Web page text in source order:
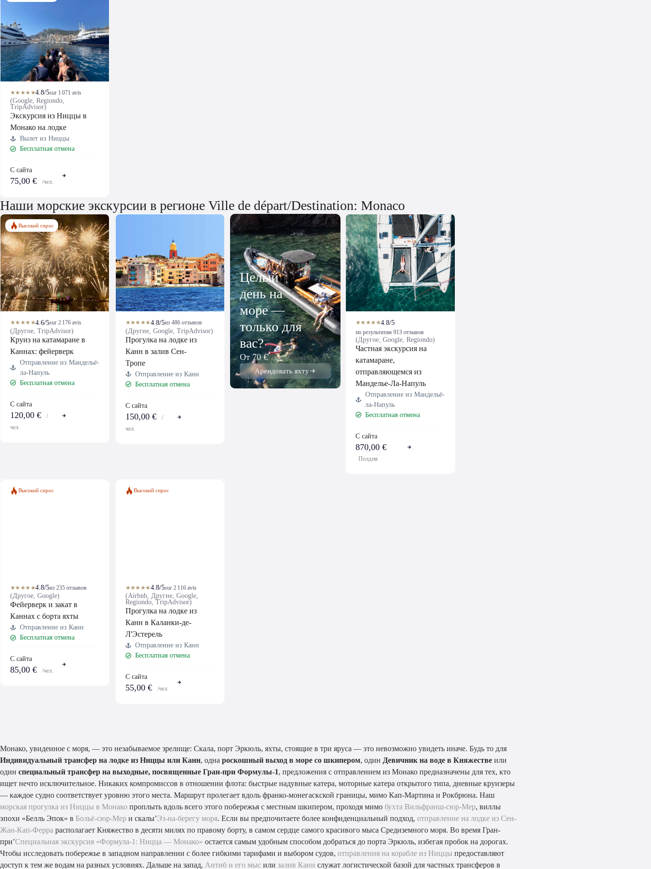
★★★★★4.8/5sur 1 071 avis
(Google, Regiondo,
TripAdvisor)
Экскурсия из Ниццы в
Монако на лодке
Вылет из Ниццы
Бесплатная отмена
С сайта
75,00 € /чел.
Наши морские экскурсии в регионе Ville de départ/Destination: Monaco
Высокий спрос
★★★★★4.6/5sur 2 176 avis
(Другое, TripAdvisor)
Круиз на катамаране в
Каннах: фейерверк
Отправление из Мандельё-
ла-Напуль
Бесплатная отмена
С сайта
120,00 €
/
чел.
★★★★★4.8/5из 486 отзывов
(Другие, Google, TripAdvisor)
Прогулка на лодке из
Канн в залив Сен-
Тропе
Отправление из Канн
Бесплатная отмена
С сайта
150,00 €
/
чел.
Целый
день на
море —
только для
вас?
От 70 € / на человека
Арендовать яхту
★★★★★4.8/5
по результатам 913 отзывов
(Другое, Google, Regiondo)
Частная экскурсия на
катамаране,
отправляющемся из
Манделье-Ла-Напуль
Отправление из Мандельё-
ла-Напуль
Бесплатная отмена
С сайта
870,00 €
Полдня
Высокий спрос
★★★★★4.8/5из 235 отзывов
(Другое, Google)
Фейерверк и закат в
Каннах с борта яхты
Отправление из Канн
Бесплатная отмена
С сайта
85,00 € /чел.
Высокий спрос
★★★★★4.8/5sur 2 116 avis
(Airbnb, Другие, Google,
Regiondo, TripAdvisor)
Прогулка на лодке из
Канн в Каланки-де-
Л'Эстерель
Отправление из Канн
Бесплатная отмена
С сайта
55,00 € /чел.
Монако, увиденное с моря, — это незабываемое зрелище: Скала, порт Эркюль, яхты, стоящие в три яруса — это невозможно увидеть иначе. Будь то для
Индивидуальный трансфер на лодке из Ниццы или Канн, одна роскошный выход в море со шкипером, один Девичник на воде в Княжестве или
один специальный трансфер на выходные, посвященные Гран-при Формулы-1, предложения с отправлением из Монако предназначены для тех, кто
ищет нечто исключительное. Никаких компромиссов в отношении флота: быстрые надувные катера, моторные катера открытого типа, дневные круизеры
— каждое судно соответствует уровню этого места. Маршрут пролегает вдоль франко-монегаскской границы, мимо Кап-Мартина и Рокбрюна. Наш
морская прогулка из Ниццы в Монако проплыть вдоль всего этого побережья с местным шкипером, проходя мимо бухта Вильфранш-сюр-Мер, виллы
эпохи «Белль Эпок» в Больё-сюр-Мер и скалы’Эз-на-берегу моря. Если вы предпочитаете более конфиденциальный подход, отправление на лодке из Сен-
Жан-Кап-Ферра располагает Княжество в десяти милях по правому борту, в самом сердце самого красивого мыса Средиземного моря. Во время Гран-
при’Специальная экскурсия «Формула-1: Ницца — Монако» остается самым удобным способом добраться до порта Эркюль, избегая пробок на дорогах.
Чтобы исследовать побережье в западном направлении с более гибкими тарифами и выбором судов, отправления на корабле из Ниццы предоставляют
доступ к тем же водам на разных условиях. Дальше на запад, Антиб и его мыс или залив Канн служат логистической базой для частных трансферов в